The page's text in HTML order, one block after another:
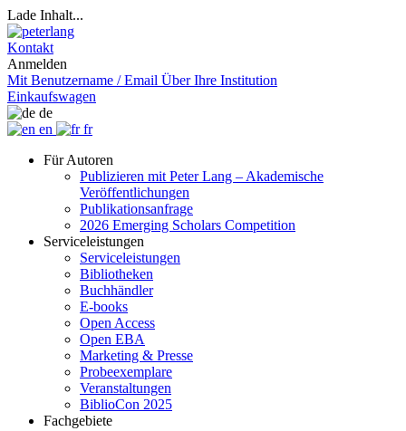
Lade Inhalt...
Kontakt
Anmelden
Mit Benutzername / Email Über Ihre Institution
Einkaufswagen
de
en
fr
Für Autoren
Publizieren mit Peter Lang – Akademische
Veröffentlichungen
Publikationsanfrage
2026 Emerging Scholars Competition
Serviceleistungen
Serviceleistungen
Bibliotheken
Buchhändler
E-books
Open Access
Open EBA
Marketing & Presse
Probeexemplare
Veranstaltungen
BiblioCon 2025
Fachgebiete